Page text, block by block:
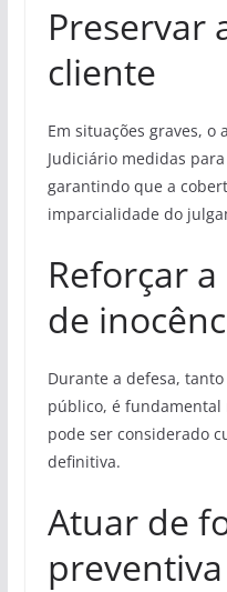
Preservar
cliente
Em situações graves, o
Judiciário medidas
garantindo que a
imparcialidade do
Reforçar
de
Durante a defesa,
público, é fundamental
pode ser considerado
definitiva.
Atuar de
preventiva